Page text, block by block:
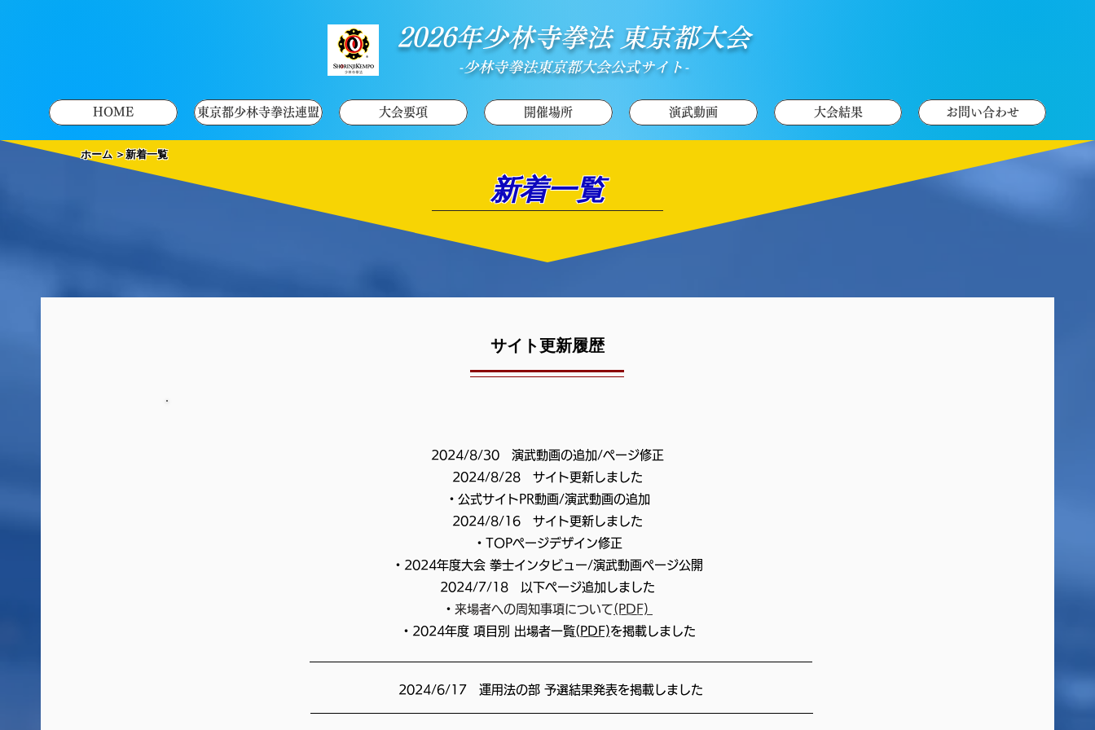
​ 2026年少林寺拳法 東京都大会
​-少林寺拳法東京都大会公式サイト-
HOME 東京都少林寺拳法連盟 大会要項 開催場所 演武動画 大会結果 お問い合わせ
ホーム ＞新着一覧
​新着一覧
​サイト更新履歴
2024/8/30 演武動画の追加/ページ修正
2024/8/28 サイト更新しました
​・公式サイトPR動画/演武動画の追加
2024/8/16 サイト更新しました
​・TOPページデザイン修正
​・2024年度大会 拳士インタビュー/演武動画ページ公開
2024/7/18 以下ページ追加しました
​・ 来場者への周知事項について(PDF)
・ 2024年度 項目別 出場者一覧(PDF)を掲載しました
​2024/6/17 運用法の部 予選結果発表を掲載しました